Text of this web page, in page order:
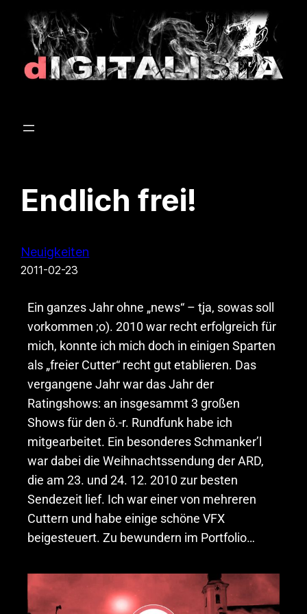
Endlich frei!
Neuigkeiten
2011-02-23
Ein ganzes Jahr ohne „news“ – tja, sowas soll
vorkommen ;o). 2010 war recht erfolgreich für
mich, konnte ich mich doch in einigen Sparten
als „freier Cutter“ recht gut etablieren. Das
vergangene Jahr war das Jahr der
Ratingshows: an insgesammt 3 großen
Shows für den ö.-r. Rundfunk habe ich
mitgearbeitet. Ein besonderes Schmanker’l
war dabei die Weihnachtssendung der ARD,
die am 23. und 24. 12. 2010 zur besten
Sendezeit lief. Ich war einer von mehreren
Cuttern und habe einige schöne VFX
beigesteuert. Zu bewundern im Portfolio…